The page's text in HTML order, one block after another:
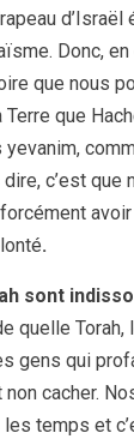
d’Israël
Donc, en
que nous
Terre que
c’est que
.
sont
quelle
gens qui
non cacher.
temps et